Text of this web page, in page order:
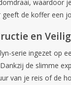
waardoor
de koffer een
en
serie ingezet op
Dankzij de slimme
van je reis of de